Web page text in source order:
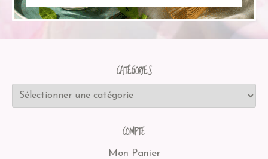
CATÉGORIES
COMPTE
Mon Panier